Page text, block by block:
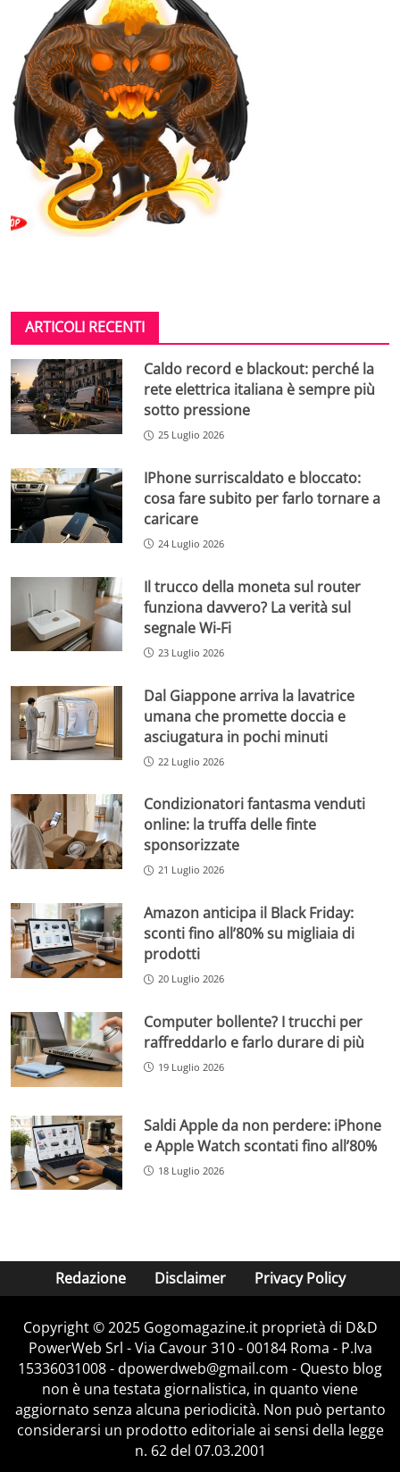
ARTICOLI RECENTI
Caldo record e blackout: perché la
rete elettrica italiana è sempre più
sotto pressione
25 Luglio 2026
IPhone surriscaldato e bloccato:
cosa fare subito per farlo tornare a
caricare
24 Luglio 2026
Il trucco della moneta sul router
funziona davvero? La verità sul
segnale Wi-Fi
23 Luglio 2026
Dal Giappone arriva la lavatrice
umana che promette doccia e
asciugatura in pochi minuti
22 Luglio 2026
Condizionatori fantasma venduti
online: la truffa delle finte
sponsorizzate
21 Luglio 2026
Amazon anticipa il Black Friday:
sconti fino all’80% su migliaia di
prodotti
20 Luglio 2026
Computer bollente? I trucchi per
raffreddarlo e farlo durare di più
19 Luglio 2026
Saldi Apple da non perdere: iPhone
e Apple Watch scontati fino all’80%
18 Luglio 2026
Redazione Disclaimer Privacy Policy
Copyright © 2025 Gogomagazine.it proprietà di D&D
PowerWeb Srl - Via Cavour 310 - 00184 Roma - P.Iva
15336031008 - dpowerdweb@gmail.com - Questo blog
non è una testata giornalistica, in quanto viene
aggiornato senza alcuna periodicità. Non può pertanto
considerarsi un prodotto editoriale ai sensi della legge
n. 62 del 07.03.2001